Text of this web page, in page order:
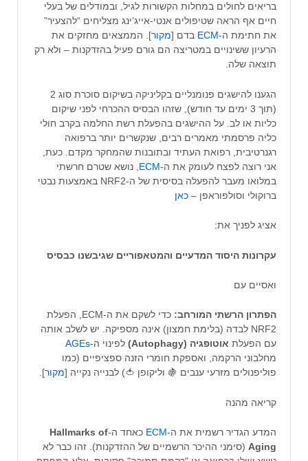
בריאים לחולים במחלות הקשורות לגיל, ובמודלים של בעלי
חיים אף הראה שטיפולים אנטי-אייג’ינג מצליחים “להצעיר”
את חתימת ה-ECM בדם [מקור]. הממצאים מחזקים את
הרעיון ששינויים במטריצה הם גורם פעיל בהזדקנות – ולא רק
תוצאה שלה.
הגענו להישגים פנומנליים בקליניקה בשיקום סוכרת סוג 2
(תוך 3 ימים עד חודש), שזהו הבסיס ההכרחי לפני שיקום
כליות או לב. על ההישגים בהפעלת רשת החלמה בקרב חולי
כליה פרסמתי מאמרים רבים, שנקשרים יותר ברפואה
רגנרטיבית, רפואת העתיד ובתובנות שהמחקר מקדם. כעת,
אני רוצה לפצח לעומק את ה-ECM , נושא שטרם חרשתי
במלואו מעבר להפעלה בסיסית של ה-NRF2 באמצעות נבטי
ברוקולי וסולפוראפן – כאן
אציג לפניך את:
עקרונות היסוד המדעיים והמטאפוריים שגיבשנו כבסיס
ואסיים עם
הפתרון הרשתי המורחב:
כדי לשקם את ה-ECM, הפעלת
NRF2 לבדה (בלימת חמצון) אינה מספיקה. יש לשלב אותה
עם הפעלת אוטופגיה (Autophagy) לפינוי ה-AGEs
מחלבוני הרקמה, ואספקת חומרי הזנה ספציפיים (כמו
פוליפנולים מזרעי ענבים 🍇 וליקופן 🍅) לבנייה נקייה [מקור].
קריאה מהנה
המדע הגדיר רשמית את ה-ECM כאחד ה-Hallmarks of
Aging (סימני ההיכר הרשמיים של ההזדקנות). זהו כבר לא